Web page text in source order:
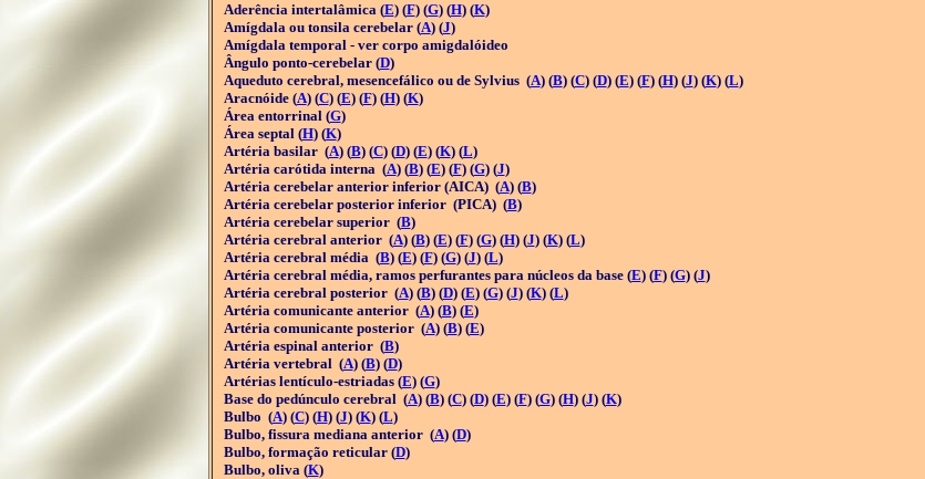
Aderência intertalâmica (E) (F) (G) (H) (K)
Amígdala ou tonsila cerebelar (A) (J)
Amígdala temporal - ver corpo amigdalóideo
Ângulo ponto-cerebelar (D)
Aqueduto cerebral, mesencefálico ou de Sylvius (A) (B) (C) (D) (E) (F) (H) (J) (K) (L)
Aracnóide (A) (C) (E) (F) (H) (K)
Área entorrinal (G)
Área septal (H) (K)
Artéria basilar (A) (B) (C) (D) (E) (K) (L)
Artéria carótida interna (A) (B) (E) (F) (G) (J)
Artéria cerebelar anterior inferior (AICA) (A) (B)
Artéria cerebelar posterior inferior (PICA) (B)
Artéria cerebelar superior (B)
Artéria cerebral anterior (A) (B) (E) (F) (G) (H) (J) (K) (L)
Artéria cerebral média (B) (E) (F) (G) (J) (L)
Artéria cerebral média, ramos perfurantes para núcleos da base (E) (F) (G) (J)
Artéria cerebral posterior (A) (B) (D) (E) (G) (J) (K) (L)
Artéria comunicante anterior (A) (B) (E)
Artéria comunicante posterior (A) (B) (E)
Artéria espinal anterior (B)
Artéria vertebral (A) (B) (D)
Artérias lentículo-estriadas (E) (G)
Base do pedúnculo cerebral (A) (B) (C) (D) (E) (F) (G) (H) (J) (K)
Bulbo (A) (C) (H) (J) (K) (L)
Bulbo, fissura mediana anterior (A) (D)
Bulbo, formação reticular (D)
Bulbo, oliva (K)